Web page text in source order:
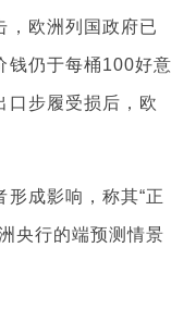
，欧洲列国政府已
钱仍于每桶100好意
口步履受损后，欧
成影响，称其“正
央行的端预测情景